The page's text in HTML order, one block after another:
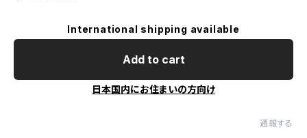
International shipping available
Add to cart
日本国内にお住まいの方向け
通報する